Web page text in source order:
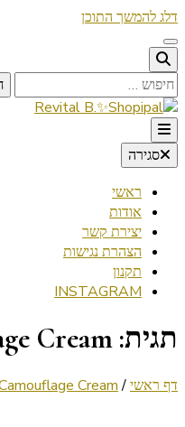
דלג להמשך התוכן
חיפוש:
B.✨Shopipal
Beauty ✦ Vegan ✦ Travel
סגירה
ראשי
אודות
יצירת קשר
הצהרת נגישות
תקנון
INSTAGRAM
תגית: Cream
דף ראשי/
Cream